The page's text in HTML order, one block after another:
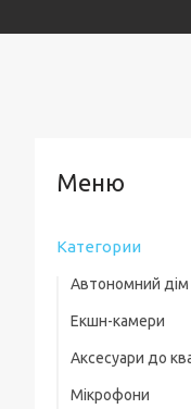
Категории
Автономний дім
Екшн-камери
Аксесуари до
Комплектуючі
Мікрофони